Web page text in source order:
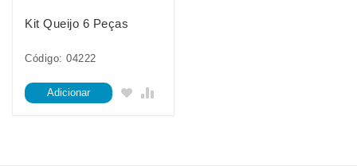
Kit Queijo 6 Peças
Código: 04222
Adicionar